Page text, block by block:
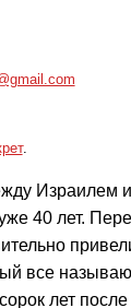
.
Израилем
40 лет.
все
лет